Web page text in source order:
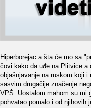
Hiperborejac a šta će mo sa
čovi kako da uđe na Plitvice a
objašnjavanje na ruskom koji i
sasvim drugačije značenje
VPŠ. Uostalom mahom su mi
pohvatao pomalo i od njihovih